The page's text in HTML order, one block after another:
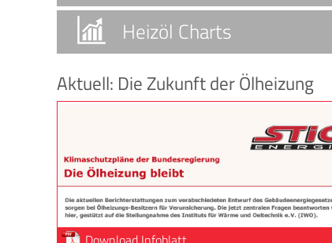
Heizöl Charts
Aktuell: Die Zukunft der Ölheizung